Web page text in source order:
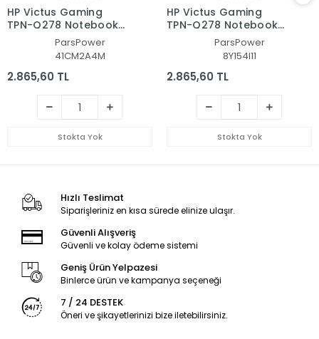
HP Victus Gaming
TPN-Q278 Notebook
Laptop Alt Kasa
ParsPower
41CM2A4M
2.865,60 TL
Stokta Yok
HP Victus Gaming
TPN-Q278 Notebook
Laptop Alt Kasa
ParsPower
8Y154I11
2.865,60 TL
Stokta Yok
Hızlı Teslimat
Siparişleriniz en kısa sürede elinize ulaşır.
Güvenli Alışveriş
Güvenli ve kolay ödeme sistemi
Geniş Ürün Yelpazesi
Binlerce ürün ve kampanya seçeneği
7 / 24 DESTEK
Öneri ve şikayetlerinizi bize iletebilirsiniz.